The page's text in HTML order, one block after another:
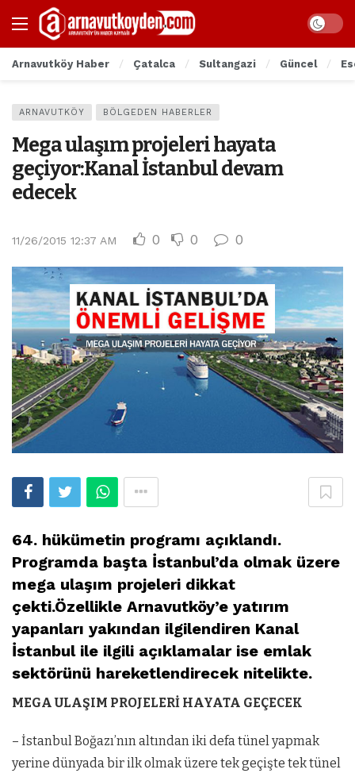
Arnavutköy Haber Çatalca Sultangazi Güncel
ARNAVUTKÖY BÖLGEDEN HABERLER
Mega ulaşım projeleri hayata
geçiyor:Kanal İstanbul devam
edecek
11/26/2015 12:37 AM 0 0 0
64. hükümetin programı açıklandı.
Programda başta İstanbul’da olmak üzere
mega ulaşım projeleri dikkat
çekti.Özellikle Arnavutköy’e yatırım
yapanları yakından ilgilendiren Kanal
İstanbul ile ilgili açıklamalar ise emlak
sektörünü hareketlendirecek nitelikte.
MEGA ULAŞIM PROJELERİ HAYATA GEÇECEK
– İstanbul Boğazı’nın altından iki defa tünel yapmak
yerine dünyada bir ilk olmak üzere tek geçişte tek tünel